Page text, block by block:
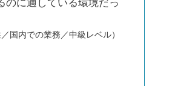
のに適している環境だっ
／国内での業務／中級レベル）